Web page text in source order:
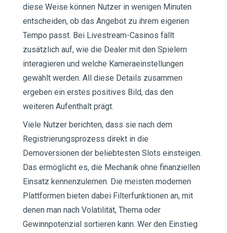
diese Weise können Nutzer in wenigen Minuten
entscheiden, ob das Angebot zu ihrem eigenen
Tempo passt. Bei Livestream-Casinos fällt
zusätzlich auf, wie die Dealer mit den Spielern
interagieren und welche Kameraeinstellungen
gewählt werden. All diese Details zusammen
ergeben ein erstes positives Bild, das den
weiteren Aufenthalt prägt.
Viele Nutzer berichten, dass sie nach dem
Registrierungsprozess direkt in die
Demoversionen der beliebtesten Slots einsteigen.
Das ermöglicht es, die Mechanik ohne finanziellen
Einsatz kennenzulernen. Die meisten modernen
Plattformen bieten dabei Filterfunktionen an, mit
denen man nach Volatilität, Thema oder
Gewinnpotenzial sortieren kann. Wer den Einstieg